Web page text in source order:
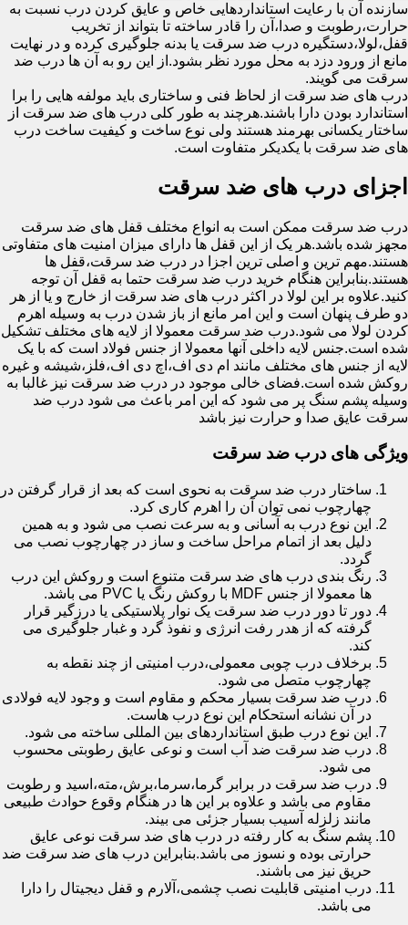
سازنده آن با رعایت استانداردهایی خاص و عایق کردن درب نسبت به
حرارت،رطوبت و صدا،آن را قادر ساخته تا بتواند از تخریب
قفل،لولا،دستگیره درب ضد سرقت یا بدنه جلوگیری کرده و در نهایت
مانع از ورود دزد به محل مورد نظر بشود.از این رو به آن ها درب ضد
سرقت می گویند.
درب های ضد سرقت از لحاظ فنی و ساختاری باید مولفه هایی را برا
استاندارد بودن دارا باشند.هرچند به طور کلی درب های ضد سرقت از
ساختار یکسانی بهرمند هستند ولی نوع ساخت و کیفیت ساخت درب
های ضد سرقت با یکدیکر متفاوت است.
اجزای درب های ضد سرقت
درب ضد سرقت ممکن است به انواع مختلف قفل های ضد سرقت
مجهز شده باشد.هر یک از این قفل ها دارای میزان امنیت های متفاوتی
هستند.مهم ترین و اصلی ترین اجزا در درب ضد سرقت،قفل ها
هستند.بنابراین هنگام خرید درب ضد سرقت حتما به قفل آن توجه
کنید.علاوه بر این لولا در اکثر درب های ضد سرقت از خارج و یا از هر
دو طرف پنهان است و این امر مانع از باز شدن درب به وسیله اهرم
کردن لولا می شود.درب ضد سرقت معمولا از لایه های مختلف تشکیل
شده است.جنس لایه داخلی آنها معمولا از جنس فولاد است که با یک
لایه از جنس های مختلف مانند ام دی اف،اچ دی اف،فلز،شیشه و غیره
روکش شده است.فضای خالی موجود در درب ضد سرقت نیز غالبا به
وسیله پشم سنگ پر می شود که این امر باعث می شود درب ضد
سرقت عایق صدا و حرارت نیز باشد
ویژگی های درب ضد سرقت
ساختار درب ضد سرقت به نحوی است که بعد از قرار گرفتن در
چهارچوب نمی توان آن را اهرم کاری کرد.
این نوع درب به آسانی و به سرعت نصب می شود و به همین
دلیل بعد از اتمام مراحل ساخت و ساز در چهارچوب نصب می
گردد.
رنگ بندی درب های ضد سرقت متنوع است و روکش این درب
ها معمولا از جنس MDF با روکش رنگ یا PVC می باشد.
دور تا دور درب ضد سرقت یک نوار پلاستیکی یا درزگیر قرار
گرفته که از هدر رفت انرژی و نفوذ گرد و غبار جلوگیری می
کند.
برخلاف درب چوبی معمولی،درب امنیتی از چند نقطه به
چهارچوب متصل می شود.
درب ضد سرقت بسیار محکم و مقاوم است و وجود لایه فولادی
در آن نشانه استحکام این نوع درب هاست.
این نوع درب طبق استانداردهای بین المللی ساخته می شود.
درب ضد سرقت ضد آب است و نوعی عایق رطوبتی محسوب
می شود.
درب ضد سرقت در برابر گرما،سرما،برش،مته،اسید و رطوبت
مقاوم می باشد و علاوه بر این ها در هنگام وقوع حوادث طبیعی
مانند زلزله آسیب بسیار جزئی می بیند.
پشم سنگ به کار رفته در درب های ضد سرقت نوعی عایق
حرارتی بوده و نسوز می باشد.بنابراین درب های ضد سرقت ضد
حریق نیز می باشند.
درب امنیتی قابلیت نصب چشمی،آلارم و قفل دیجیتال را دارا
می باشد.